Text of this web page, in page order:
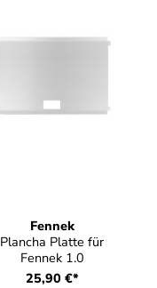
Fennek
Plancha Platte für
Fennek 1.0
25,90 €*